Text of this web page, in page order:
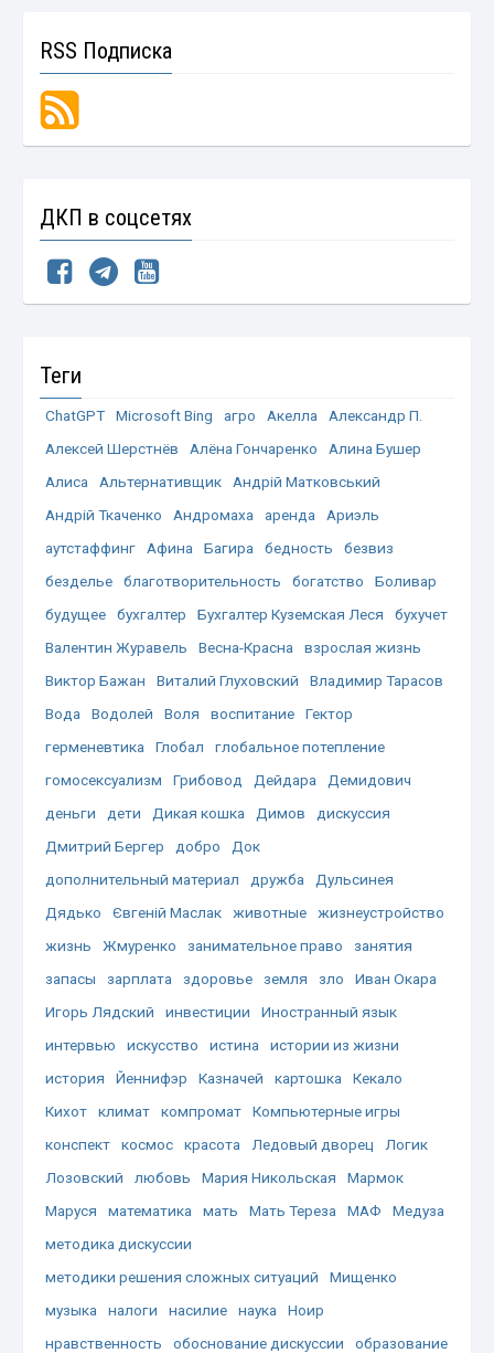
RSS Подписка
ДКП в соцсетях
Теги
ChatGPT Microsoft Bing агро Акелла
Александр П.
Алексей Шерстнёв
Алёна Гончаренко
Алина Бушер
Алиса
Альтернативщик
Андрій Матковський
Андрій Ткаченко
Андромаха аренда
Ариэль
аутстаффинг
Афина Багира бедность
безвиз
безделье
благотворительность богатство
Боливар
будущее
бухгалтер Бухгалтер Куземская Леся
бухучет
Валентин Журавель
Весна-Красна
взрослая жизнь
Виктор Бажан
Виталий Глуховский
Владимир Тарасов
Вода
Водолей Воля воспитание
Гектор
герменевтика
Глобал
глобальное потепление
гомосексуализм
Грибовод Дейдара
Демидович
деньги
дети Дикая кошка Димов
дискуссия
Дмитрий Бергер
добро
Док
дополнительный материал
дружба
Дульсинея
Дядько
Євгеній Маслак животные
жизнеустройство
жизнь
Жмуренко занимательное право
занятия
запасы
зарплата здоровье земля зло
Иван Окара
Игорь Лядский
инвестиции
Иностранный язык
интервью
искусство истина
истории из жизни
история
Йеннифэр Казначей картошка
Кекало
Кихот
климат компромат
Компьютерные игры
конспект
космос красота Ледовый дворец
Логик
Лозовский
любовь Мария Никольская
Мармок
Маруся
математика мать Мать Тереза МАФ
Медуза
методика дискуссии
методики решения сложных ситуаций
Мищенко
музыка
налоги насилие наука
Ноир
нравственность
обоснование дискуссии
образование